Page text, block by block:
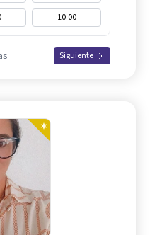
10:00
Siguiente